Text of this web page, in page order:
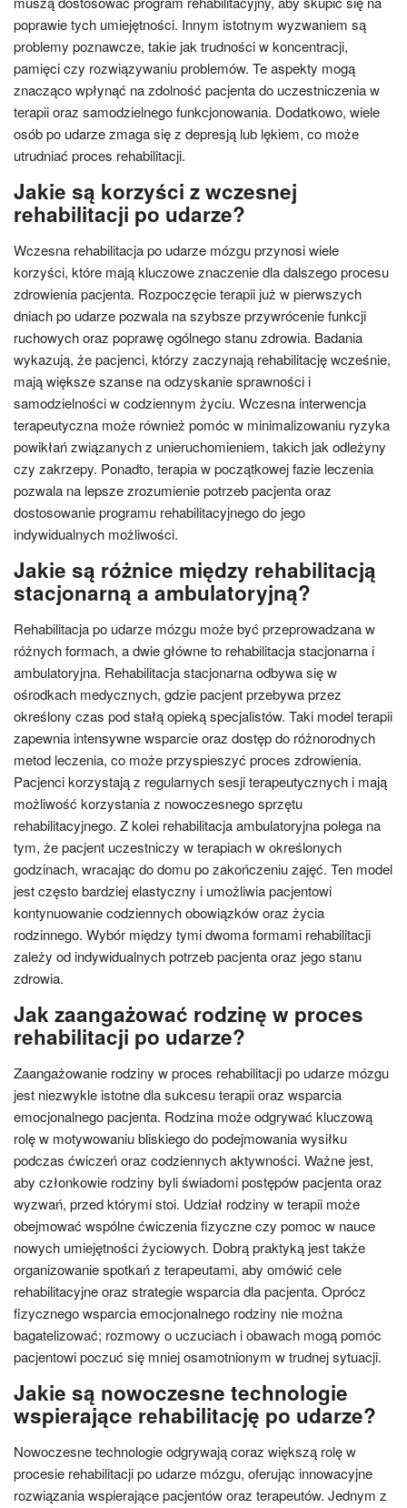
poprawie tych umiejętności. Innym istotnym wyzwaniem są
problemy poznawcze, takie jak trudności w koncentracji,
pamięci czy rozwiązywaniu problemów. Te aspekty mogą
znacząco wpłynąć na zdolność pacjenta do uczestniczenia w
terapii oraz samodzielnego funkcjonowania. Dodatkowo, wiele
osób po udarze zmaga się z depresją lub lękiem, co może
utrudniać proces rehabilitacji.
Jakie są korzyści z wczesnej
rehabilitacji po udarze?
Wczesna rehabilitacja po udarze mózgu przynosi wiele
korzyści, które mają kluczowe znaczenie dla dalszego procesu
zdrowienia pacjenta. Rozpoczęcie terapii już w pierwszych
dniach po udarze pozwala na szybsze przywrócenie funkcji
ruchowych oraz poprawę ogólnego stanu zdrowia. Badania
wykazują, że pacjenci, którzy zaczynają rehabilitację wcześnie,
mają większe szanse na odzyskanie sprawności i
samodzielności w codziennym życiu. Wczesna interwencja
terapeutyczna może również pomóc w minimalizowaniu ryzyka
powikłań związanych z unieruchomieniem, takich jak odleżyny
czy zakrzepy. Ponadto, terapia w początkowej fazie leczenia
pozwala na lepsze zrozumienie potrzeb pacjenta oraz
dostosowanie programu rehabilitacyjnego do jego
indywidualnych możliwości.
Jakie są różnice między rehabilitacją
stacjonarną a ambulatoryjną?
Rehabilitacja po udarze mózgu może być przeprowadzana w
różnych formach, a dwie główne to rehabilitacja stacjonarna i
ambulatoryjna. Rehabilitacja stacjonarna odbywa się w
ośrodkach medycznych, gdzie pacjent przebywa przez
określony czas pod stałą opieką specjalistów. Taki model terapii
zapewnia intensywne wsparcie oraz dostęp do różnorodnych
metod leczenia, co może przyspieszyć proces zdrowienia.
Pacjenci korzystają z regularnych sesji terapeutycznych i mają
możliwość korzystania z nowoczesnego sprzętu
rehabilitacyjnego. Z kolei rehabilitacja ambulatoryjna polega na
tym, że pacjent uczestniczy w terapiach w określonych
godzinach, wracając do domu po zakończeniu zajęć. Ten model
jest często bardziej elastyczny i umożliwia pacjentowi
kontynuowanie codziennych obowiązków oraz życia
rodzinnego. Wybór między tymi dwoma formami rehabilitacji
zależy od indywidualnych potrzeb pacjenta oraz jego stanu
zdrowia.
Jak zaangażować rodzinę w proces
rehabilitacji po udarze?
Zaangażowanie rodziny w proces rehabilitacji po udarze mózgu
jest niezwykle istotne dla sukcesu terapii oraz wsparcia
emocjonalnego pacjenta. Rodzina może odgrywać kluczową
rolę w motywowaniu bliskiego do podejmowania wysiłku
podczas ćwiczeń oraz codziennych aktywności. Ważne jest,
aby członkowie rodziny byli świadomi postępów pacjenta oraz
wyzwań, przed którymi stoi. Udział rodziny w terapii może
obejmować wspólne ćwiczenia fizyczne czy pomoc w nauce
nowych umiejętności życiowych. Dobrą praktyką jest także
organizowanie spotkań z terapeutami, aby omówić cele
rehabilitacyjne oraz strategie wsparcia dla pacjenta. Oprócz
fizycznego wsparcia emocjonalnego rodziny nie można
bagatelizować; rozmowy o uczuciach i obawach mogą pomóc
pacjentowi poczuć się mniej osamotnionym w trudnej sytuacji.
Jakie są nowoczesne technologie
wspierające rehabilitację po udarze?
Nowoczesne technologie odgrywają coraz większą rolę w
procesie rehabilitacji po udarze mózgu, oferując innowacyjne
rozwiązania wspierające pacjentów oraz terapeutów. Jednym z